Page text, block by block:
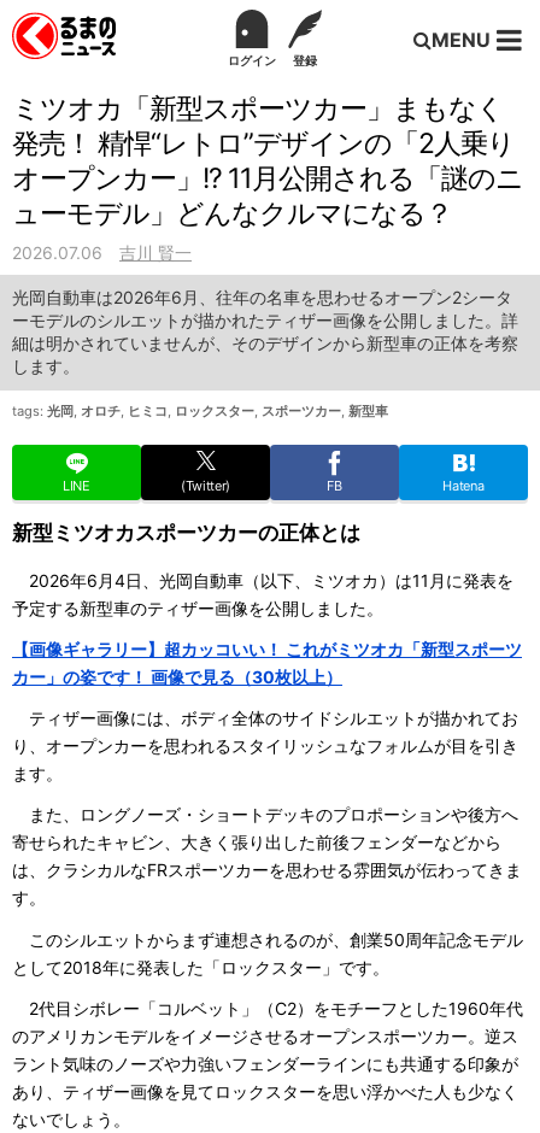
ログイン 登録
MENU
ミツオカ「新型スポーツカー」まもなく
発売！ 精悍“レトロ”デザインの「2人乗り
オープンカー」!? 11月公開される「謎のニ
ューモデル」どんなクルマになる？
2026.07.06 吉川 賢一
光岡自動車は2026年6月、往年の名車を思わせるオープン2シータ
ーモデルのシルエットが描かれたティザー画像を公開しました。詳
細は明かされていませんが、そのデザインから新型車の正体を考察
します。
tags: 光岡, オロチ, ヒミコ, ロックスター, スポーツカー, 新型車
LINE (Twitter) FB Hatena
新型ミツオカスポーツカーの正体とは
2026年6月4日、光岡自動車（以下、ミツオカ）は11月に発表を
予定する新型車のティザー画像を公開しました。
【画像ギャラリー】超カッコいい！ これがミツオカ「新型スポーツ
カー」の姿です！ 画像で見る（30枚以上）
ティザー画像には、ボディ全体のサイドシルエットが描かれてお
り、オープンカーを思われるスタイリッシュなフォルムが目を引き
ます。
また、ロングノーズ・ショートデッキのプロポーションや後方へ
寄せられたキャビン、大きく張り出した前後フェンダーなどから
は、クラシカルなFRスポーツカーを思わせる雰囲気が伝わってきま
す。
このシルエットからまず連想されるのが、創業50周年記念モデル
として2018年に発表した「ロックスター」です。
2代目シボレー「コルベット」（C2）をモチーフとした1960年代
のアメリカンモデルをイメージさせるオープンスポーツカー。逆ス
ラント気味のノーズや力強いフェンダーラインにも共通する印象が
あり、ティザー画像を見てロックスターを思い浮かべた人も少なく
ないでしょう。